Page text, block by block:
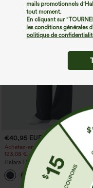
mails promotionnels
tout moment.
En cliquant sur
les conditions générales
politique de
€40,95 EUR
Achetez-en 2 pour 61,54 € ou 4
123,08 €.
Halara Flex™ DayStretch pantalon
de travail, taille mi-haute, poche
zippée